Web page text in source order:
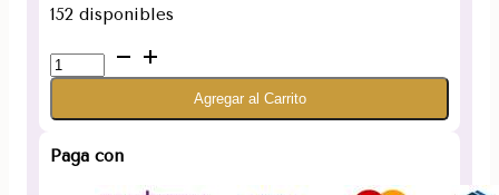
152 disponibles
Jabón
de
glicerina
Agregar al Carrito
Paga con